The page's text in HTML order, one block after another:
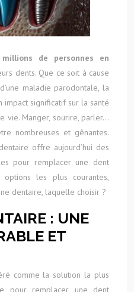
de personnes en
dents. Que ce soit à cause
maladie parodontale, la
impact significatif sur la santé
vie. Manger, sourire, parler…
nombreuses et gênantes.
offre aujourd’hui des
pour remplacer une dent
les plus courantes,
dentaire, laquelle choisir ?
: UNE
ET
comme la solution la plus
pour remplacer une dent